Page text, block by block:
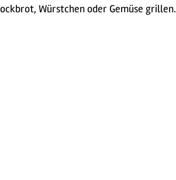
Würstchen oder Gemüse grillen.